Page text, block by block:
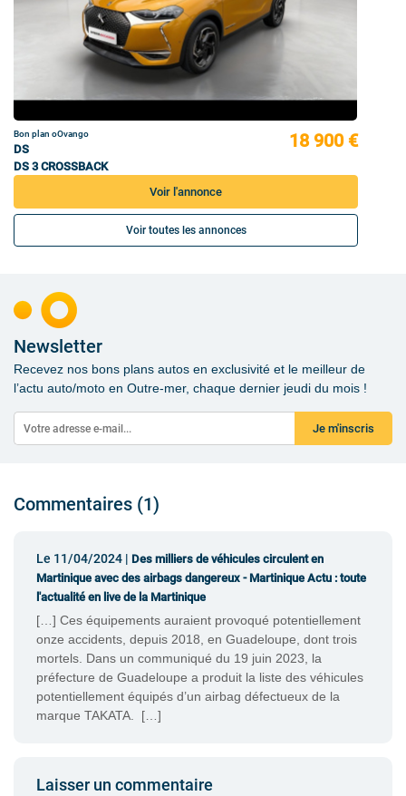
Bon plan oOvango
DS
DS 3 CROSSBACK
18 900 €
Voir l'annonce
Voir toutes les annonces
Newsletter
Recevez nos bons plans autos en exclusivité et le meilleur de
l’actu auto/moto en Outre-mer, chaque dernier jeudi du mois !
Je m'inscris
Commentaires (1)
Le 11/04/2024 | Des milliers de véhicules circulent en
Martinique avec des airbags dangereux - Martinique Actu : toute
l'actualité en live de la Martinique
[…] Ces équipements auraient provoqué potentiellement
onze accidents, depuis 2018, en Guadeloupe, dont trois
mortels. Dans un communiqué du 19 juin 2023, la
préfecture de Guadeloupe a produit la liste des véhicules
potentiellement équipés d’un airbag défectueux de la
marque TAKATA. […]
Laisser un commentaire